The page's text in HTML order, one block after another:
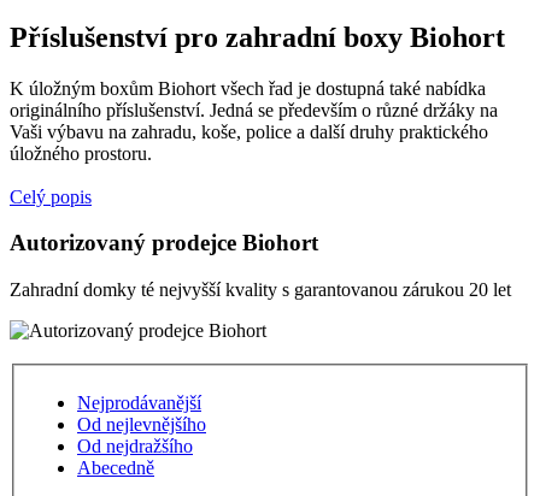
Příslušenství pro zahradní boxy Biohort
K úložným boxům Biohort všech řad je dostupná také nabídka
originálního příslušenství. Jedná se především o různé držáky na
Vaši výbavu na zahradu, koše, police a další druhy praktického
úložného prostoru.
Celý popis
Autorizovaný prodejce Biohort
Zahradní domky té nejvyšší kvality s garantovanou zárukou 20 let
Nejprodávanější
Od nejlevnějšího
Od nejdražšího
Abecedně